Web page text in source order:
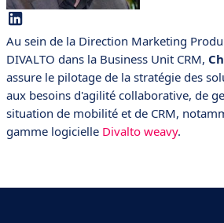
Au sein de la Direction Marketing
DIVALTO dans la Business Unit CRM,
assure le pilotage de la stratégie des
aux besoins d'agilité collaborative, de
situation de mobilité et de CRM,
gamme logicielle Divalto weavy.